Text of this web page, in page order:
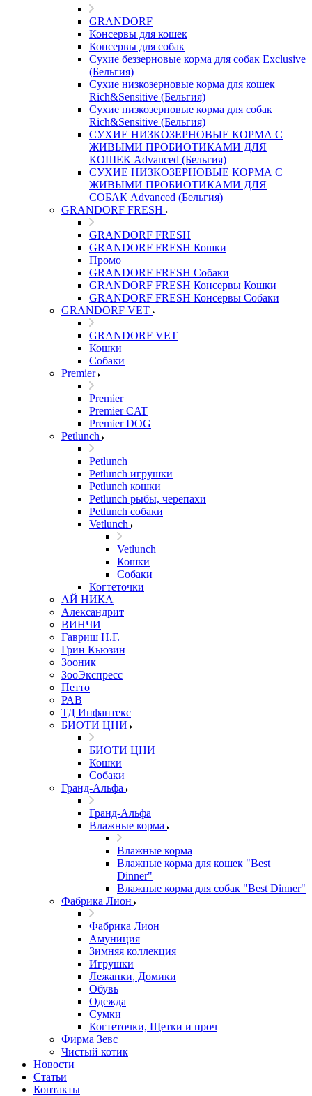
GRANDORF
Консервы для кошек
Консервы для собак
Сухие беззерновые корма для собак Exclusive
(Бельгия)
Сухие низкозерновые корма для кошек
Rich&Sensitive (Бельгия)
Сухие низкозерновые корма для собак
Rich&Sensitive (Бельгия)
СУХИЕ НИЗКОЗЕРНОВЫЕ КОРМА С
ЖИВЫМИ ПРОБИОТИКАМИ ДЛЯ
КОШЕК Advanced (Бельгия)
СУХИЕ НИЗКОЗЕРНОВЫЕ КОРМА С
ЖИВЫМИ ПРОБИОТИКАМИ ДЛЯ
СОБАК Advanced (Бельгия)
GRANDORF FRESH
GRANDORF FRESH
GRANDORF FRESH Кошки
Промо
GRANDORF FRESH Собаки
GRANDORF FRESH Консервы Кошки
GRANDORF FRESH Консервы Собаки
GRANDORF VET
GRANDORF VET
Кошки
Собаки
Premier
Premier
Premier CAT
Premier DOG
Petlunch
Petlunch
Petlunch игрушки
Petlunch кошки
Petlunch рыбы, черепахи
Petlunch собаки
Vetlunch
Vetlunch
Кошки
Собаки
Когтеточки
АЙ НИКА
Александрит
ВИНЧИ
Гавриш Н.Г.
Грин Кьюзин
Зооник
ЗооЭкспресс
Петто
РАВ
ТД Инфантекс
БИОТИ ЦНИ
БИОТИ ЦНИ
Кошки
Собаки
Гранд-Альфа
Гранд-Альфа
Влажные корма
Влажные корма
Влажные корма для кошек "Best
Dinner"
Влажные корма для собак "Best Dinner"
Фабрика Лион
Фабрика Лион
Амуниция
Зимняя коллекция
Игрушки
Лежанки, Домики
Обувь
Одежда
Сумки
Когтеточки, Щетки и проч
Фирма Зевс
Чистый котик
Новости
Статьи
Контакты